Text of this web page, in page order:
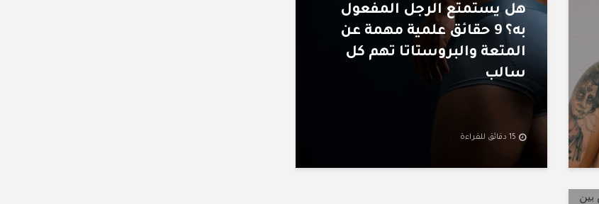
هل يستمتع الرجل المفعول
به؟ 9 حقائق علمية مهمة عن
المتعة والبروستاتا تهم كل
سالب
15 دقائق للقراءة